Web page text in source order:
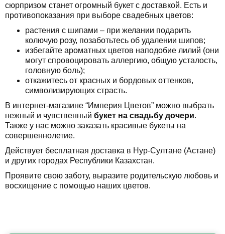
сюрпризом станет огромный букет с доставкой. Есть и
противопоказания при выборе свадебных цветов:
растения с шипами – при желании подарить
колючую розу, позаботьтесь об удалении шипов;
избегайте ароматных цветов наподобие лилий (они
могут спровоцировать аллергию, общую усталость,
головную боль);
откажитесь от красных и бордовых оттенков,
символизирующих страсть.
В интернет-магазине “Империя Цветов” можно выбрать
нежный и чувственный букет на свадьбу дочери.
Также у нас можно заказать красивые букеты на
совершеннолетие.
Действует бесплатная доставка в Нур-Султане (Астане)
и других городах Республики Казахстан.
Проявите свою заботу, выразите родительскую любовь и
восхищение с помощью наших цветов.